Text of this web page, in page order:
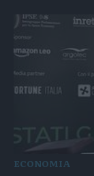
ECONOMIA